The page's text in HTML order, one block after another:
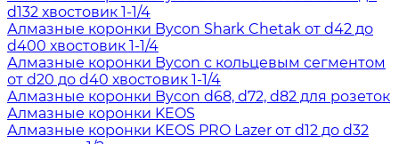
d132 хвостовик 1-1/4
Алмазные коронки Bycon Shark Chetak от d42 до
d400 хвостовик 1-1/4
Алмазные коронки Bycon с кольцевым сегментом
от d20 до d40 хвостовик 1-1/4
Алмазные коронки Bycon d68, d72, d82 для розеток
Алмазные коронки KEOS
Алмазные коронки KEOS PRO Lazer от d12 до d32